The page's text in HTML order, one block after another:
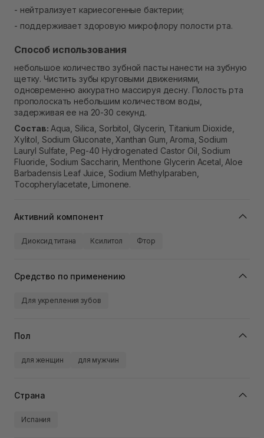
- нейтрализует кариесогенные бактерии;
- поддерживает здоровую микрофлору полости рта.
Способ использования
небольшое количество зубной пасты нанести на зубную
щетку. Чистить зубы круговыми движениями,
одновременно аккуратно массируя десну. Полость рта
прополоскать небольшим количеством воды,
задерживая ее на 20-30 секунд.
Состав: Aqua, Silica, Sorbitol, Glycerin, Titanium Dioxide,
Xylitol, Sodium Gluconate, Xanthan Gum, Aroma, Sodium
Lauryl Sulfate, Peg-40 Hydrogenated Castor Oil, Sodium
Fluoride, Sodium Saccharin, Menthone Glycerin Acetal, Aloe
Barbadensis Leaf Juice, Sodium Methylparaben,
Tocopherylacetate, Limonene.
Активний компонент
Диоксид титана Ксилитол Фтор
Средство по применению
Для укрепления зубов
Пол
для женщин для мужчин
Страна
Испания